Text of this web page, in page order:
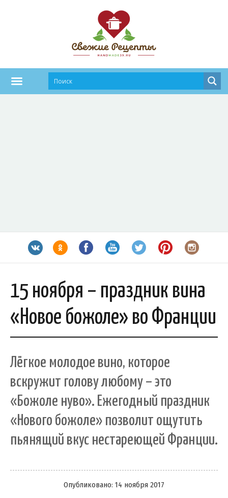
15 ноября – праздник вина
«Новое божоле» во Франции
Лёгкое молодое вино, которое
вскружит голову любому – это
«Божоле нуво». Ежегодный праздник
«Нового божоле» позволит ощутить
пьянящий вкус нестареющей Франции.
Опубликовано: 14 ноября 2017